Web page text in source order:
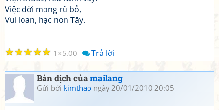
Việc đời mong rũ bỏ,
Vui loan, hạc non Tây.
☆
☆
☆
☆
☆ 1 5.00 Trả lời
Bản dịch củamailang
Gửi bởi kimthao ngày 20/01/2010 20:05